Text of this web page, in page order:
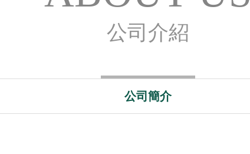
公司介紹
公司簡介